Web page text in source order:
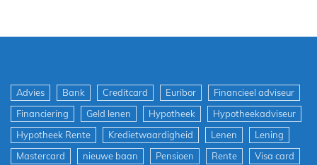
Advies Bank Creditcard Euribor
Financieel adviseur
Financiering
Geld lenen Hypotheek
Hypotheekadviseur
Hypotheek Rente
Kredietwaardigheid Lenen
Lening
Mastercard
nieuwe baan Pensioen Rente Visa card